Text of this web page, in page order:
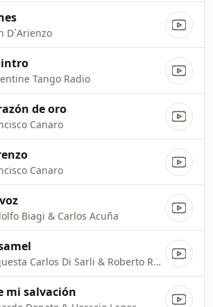
D`Arienzo
intro
Tango Radio
de oro
Canaro
Canaro
Biagi & Carlos Acuña
Orquesta Carlos Di Sarli & Roberto Rufino
mi salvación